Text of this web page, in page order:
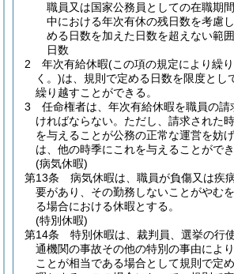
職員又は国家公務員としての在職期
中における年次有休の残日数を考慮
める日数を加えた日数を超えない範
日数
2
年次有給休暇(この項の規定により繰
く。)は、規則で定める日数を限度とし
繰り越すことができる。
3
任命権者は、年次有給休暇を職員の請
ければならない。 ただし、請求された
を与えることが公務の正常な運営を妨
は、他の時季にこれを与えることができ
(病気休暇)
第13条
病気休暇は、職員が負傷又は疾
要があり、その勤務しないことがやむ
る場合における休暇とする。
(特別休暇)
第14条
特別休暇は、裁判員、選挙の行
通機関の事故その他の特別の事由によ
ことが相当である場合として規則で定